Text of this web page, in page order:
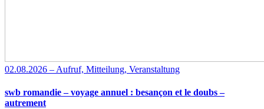
02.08.2026 – Aufruf, Mitteilung, Veranstaltung
swb romandie – voyage annuel : besançon et le doubs –
autrement